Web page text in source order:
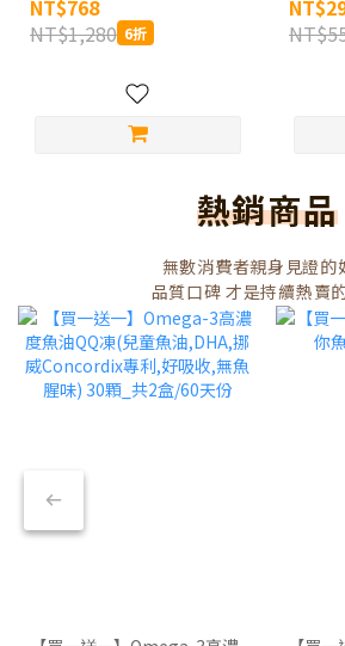
NT$768
NT$1,280 6折
熱銷商品
無數消費者親身見證的
品質口碑 才是持續熱賣